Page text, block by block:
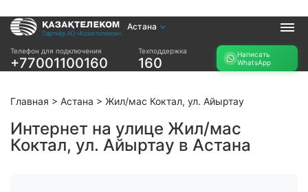
Астана
Телефон для подключения
+77001100160
Техподдержка
160
Написать
WhatsApp
Услуги
Интернет и ТВ в
Интернет и ТВ в
Интернет в офис
Прочее
Главная > Астана > Жил/мас Коктал, ул. Айыртау
Интернет на улице Жил/мас
Коктал, ул. Айыртау в Астана